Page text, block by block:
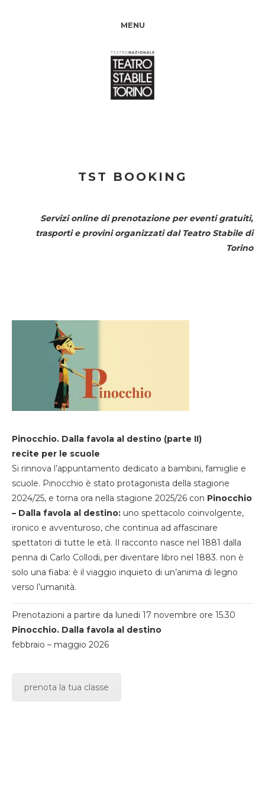
MENU
TST BOOKING
Servizi online di prenotazione per eventi gratuiti,
trasporti e provini organizzati dal Teatro Stabile di
Torino
Pinocchio. Dalla favola al destino (parte II)
recite per le scuole
Si rinnova l’appuntamento dedicato a bambini, famiglie e
scuole. Pinocchio è stato protagonista della stagione
2024/25, e torna ora nella stagione 2025/26 con Pinocchio
– Dalla favola al destino: uno spettacolo coinvolgente,
ironico e avventuroso, che continua ad affascinare
spettatori di tutte le età. Il racconto nasce nel 1881 dalla
penna di Carlo Collodi, per diventare libro nel 1883. non è
solo una fiaba: è il viaggio inquieto di un’anima di legno
verso l’umanità.
Prenotazioni a partire da lunedi 17 novembre ore 15.30
Pinocchio. Dalla favola al destino
febbraio – maggio 2026
prenota la tua classe